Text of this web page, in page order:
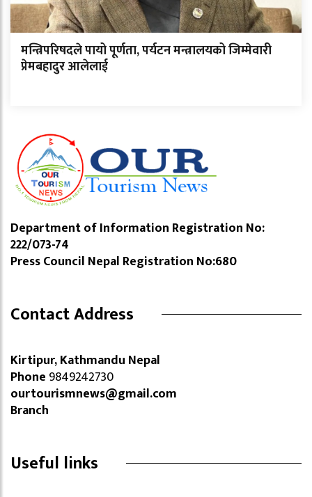
मन्त्रिपरिषदले पायो पूर्णता, पर्यटन मन्त्रालयको जिम्मेवारी
प्रेमबहादुर आलेलाई
Department of Information Registration No:
222/073-74
Press Council Nepal Registration No:680
Contact Address
Kirtipur, Kathmandu Nepal
Phone 9849242730
ourtourismnews@gmail.com
Branch
Useful links